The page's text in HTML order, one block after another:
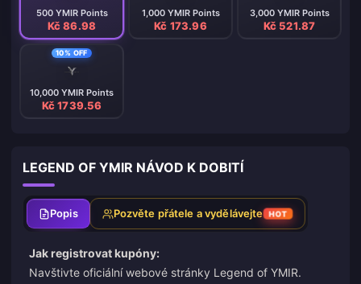
500 YMIR Points
Kč 86.98
1,000 YMIR Points
Kč 173.96
3,000 YMIR Points
Kč 521.87
10% OFF
10,000 YMIR Points
Kč 1739.56
LEGEND OF YMIR NÁVOD K DOBITÍ
Popis Pozvěte přátele a vydělávejte HOT
Jak registrovat kupóny:
Navštivte oficiální webové stránky Legend of YMIR.